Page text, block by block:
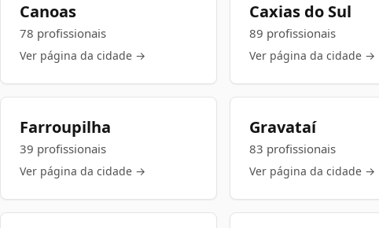
Canoas
78 profissionais
Ver página da cidade →
Caxias do Sul
89 profissionais
Ver página da cidade →
Farroupilha
39 profissionais
Ver página da cidade →
Gravataí
83 profissionais
Ver página da cidade →